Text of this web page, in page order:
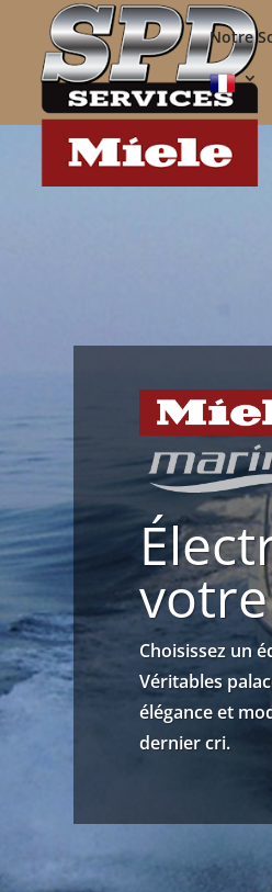
Notre
Choisissez un
Véritables
élégance et
dernier cri.